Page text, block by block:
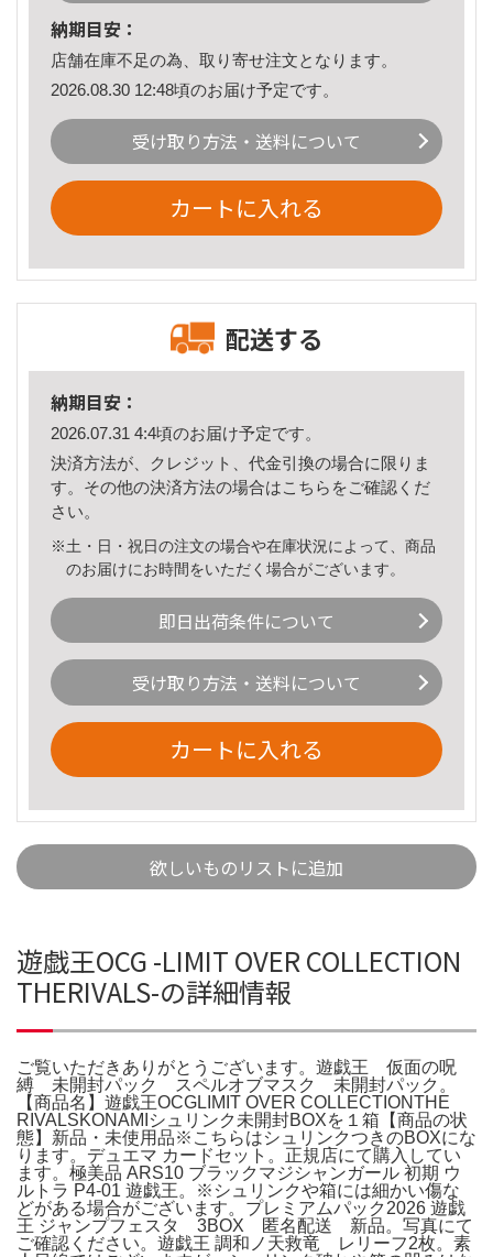
納期目安：
店舗在庫不足の為、取り寄せ注文となります。
2026.08.30 12:48頃のお届け予定です。
受け取り方法・送料について
カートに入れる
配送する
納期目安：
2026.07.31 4:4頃のお届け予定です。
決済方法が、クレジット、代金引換の場合に限りま
す。その他の決済方法の場合はこちら をご確認くだ
さい。
※土・日・祝日の注文の場合や在庫状況によって、商品
のお届けにお時間をいただく場合がございます。
即日出荷条件について
受け取り方法・送料について
カートに入れる
欲しいものリストに追加
遊戯王OCG -LIMIT OVER COLLECTION
THERIVALS-の詳細情報
ご覧いただきありがとうございます。遊戯王 仮面の呪
縛 未開封パック スペルオブマスク 未開封パック。
【商品名】遊戯王OCGLIMIT OVER COLLECTIONTHE
RIVALSKONAMIシュリンク未開封BOXを１箱【商品の状
態】新品・未使用品※こちらはシュリンクつきのBOXにな
ります。デュエマ カードセット。正規店にて購入してい
ます。極美品 ARS10 ブラックマジシャンガール 初期 ウ
ルトラ P4-01 遊戯王。※シュリンクや箱には細かい傷な
どがある場合がございます。プレミアムパック2026 遊戯
王 ジャンプフェスタ 3BOX 匿名配送 新品。写真にて
ご確認ください。遊戯王 調和ノ天救竜 レリーフ2枚。素